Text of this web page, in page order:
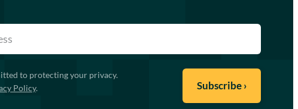
to protecting your privacy.
Policy.